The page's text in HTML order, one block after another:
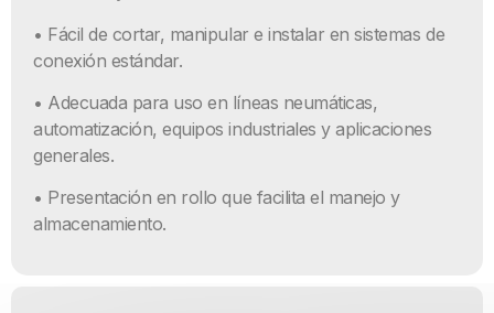
• Fácil de cortar, manipular e instalar en sistemas de
conexión estándar.
• Adecuada para uso en líneas neumáticas,
automatización, equipos industriales y aplicaciones
generales.
• Presentación en rollo que facilita el manejo y
almacenamiento.